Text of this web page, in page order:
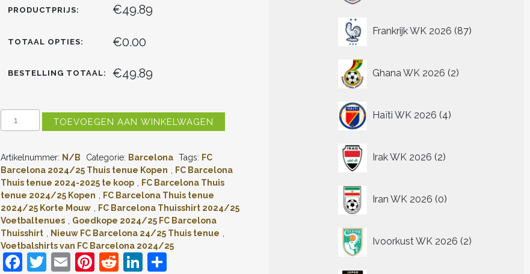
PRODUCTPRIJS: €49.89
TOTAAL OPTIES: €0.00
BESTELLING TOTAAL: €49.89
#10
THUISSHIRT
2024-
2025
KORTE
MOUW
(+
KORTE
BROEKEN)
AANTAL
TOEVOEGEN AAN WINKELWAGEN
Artikelnummer: N/B Categorie: Barcelona Tags: FC
Barcelona 2024/25 Thuis tenue Kopen , FC Barcelona
Thuis tenue 2024-2025 te koop , FC Barcelona Thuis
tenue 2024/25 Kopen , FC Barcelona Thuis tenue
2024/25 Korte Mouw , FC Barcelona Thuisshirt 2024/25
Voetbaltenues , Goedkope 2024/25 FC Barcelona
Thuisshirt , Nieuw FC Barcelona 24/25 Thuis tenue ,
Voetbalshirts van FC Barcelona 2024/25
F
T
E
Pi
R
Li
Frankrijk WK 2026 87
producten
Ghana WK 2026 2
producten
Haïti WK 2026 4
producten
Irak WK 2026 2
producten
Iran WK 2026 0
producten
Ivoorkust WK 2026 2
producten